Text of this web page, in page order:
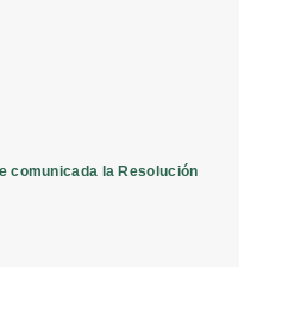
comunicada la Resolución